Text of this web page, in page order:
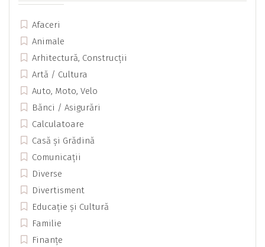
Afaceri
Animale
Arhitectură, Construcții
Artă / Cultura
Auto, Moto, Velo
Bănci / Asigurări
Calculatoare
Casă și Grădină
Comunicații
Diverse
Divertisment
Educație și Cultură
Familie
Finanțe